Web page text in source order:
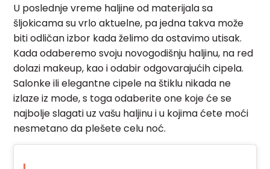
U poslednje vreme haljine od materijala sa
šljokicama su vrlo aktuelne, pa jedna takva može
biti odličan izbor kada želimo da ostavimo utisak.
Kada odaberemo svoju novogodišnju haljinu, na red
dolazi makeup, kao i odabir odgovarajućih cipela.
Salonke ili elegantne cipele na štiklu nikada ne
izlaze iz mode, s toga odaberite one koje će se
najbolje slagati uz vašu haljinu i u kojima ćete moći
nesmetano da plešete celu noć.